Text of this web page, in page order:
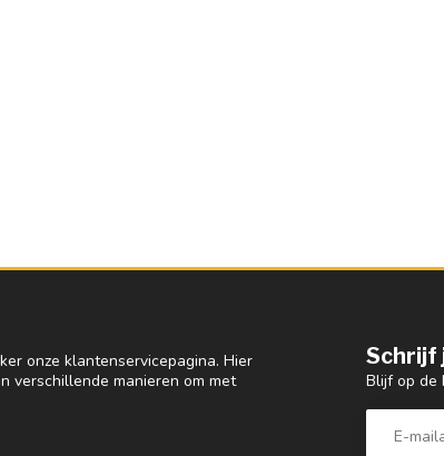
onze klantenservicepagina. Hier
verschillende manieren om met
Schrijf
Blijf op de